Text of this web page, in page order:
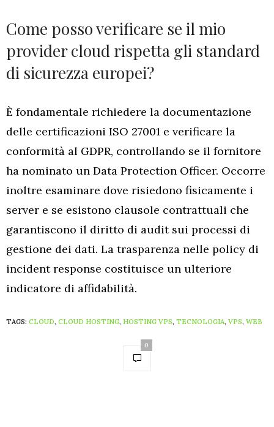
Come posso verificare se il mio
provider cloud rispetta gli standard
di sicurezza europei?
È fondamentale richiedere la documentazione
delle certificazioni ISO 27001 e verificare la
conformità al GDPR, controllando se il fornitore
ha nominato un Data Protection Officer. Occorre
inoltre esaminare dove risiedono fisicamente i
server e se esistono clausole contrattuali che
garantiscono il diritto di audit sui processi di
gestione dei dati. La trasparenza nelle policy di
incident response costituisce un ulteriore
indicatore di affidabilità.
TAGS: CLOUD, CLOUD HOSTING, HOSTING VPS, TECNOLOGIA, VPS, WEB
0